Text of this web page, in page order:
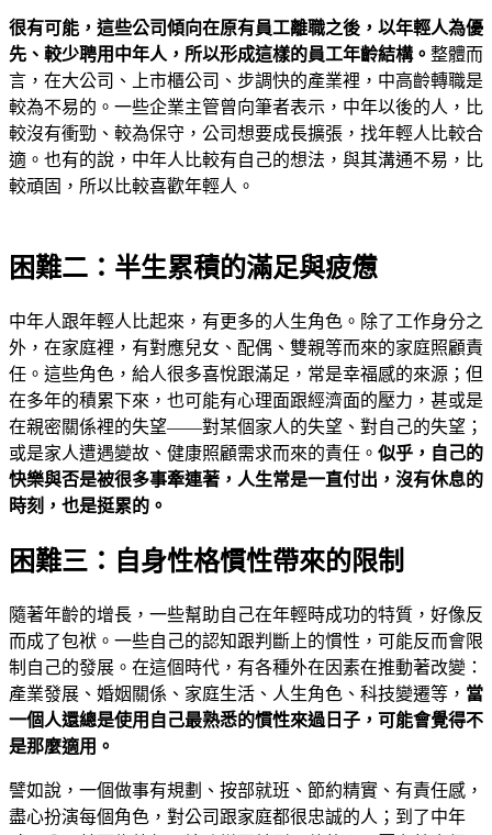
很有可能，這些公司傾向在原有員工離職之後，以年輕人為優
先、較少聘用中年人，所以形成這樣的員工年齡結構。 整體而
言，在大公司、上市櫃公司、步調快的產業裡，中高齡轉職是
較為不易的。一些企業主管曾向筆者表示，中年以後的人，比
較沒有衝勁、較為保守，公司想要成長擴張，找年輕人比較合
適。也有的說，中年人比較有自己的想法，與其溝通不易，比
較頑固，所以比較喜歡年輕人。
困難二：半生累積的滿足與疲憊
中年人跟年輕人比起來，有更多的人生角色。除了工作身分之
外，在家庭裡，有對應兒女、配偶、雙親等而來的家庭照顧責
任。這些角色，給人很多喜悅跟滿足，常是幸福感的來源；但
在多年的積累下來，也可能有心理面跟經濟面的壓力，甚或是
在親密關係裡的失望——對某個家人的失望、對自己的失望；
或是家人遭遇變故、健康照顧需求而來的責任。 似乎，自己的
快樂與否是被很多事牽連著，人生常是一直付出，沒有休息的
時刻，也是挺累的。
困難三：自身性格慣性帶來的限制
隨著年齡的增長，一些幫助自己在年輕時成功的特質，好像反
而成了包袱。一些自己的認知跟判斷上的慣性，可能反而會限
制自己的發展。在這個時代，有各種外在因素在推動著改變：
產業發展、婚姻關係、家庭生活、人生角色、科技變遷等， 當
一個人還總是使用自己最熟悉的慣性來過日子，可能會覺得不
是那麼適用。
譬如說，一個做事有規劃、按部就班、節約精實、有責任感，
盡心扮演每個角色，對公司跟家庭都很忠誠的人；到了中年